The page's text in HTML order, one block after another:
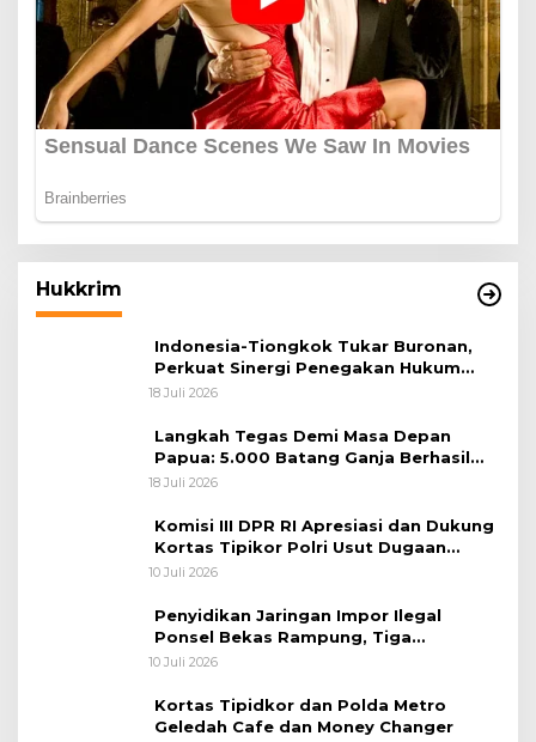
Hukkrim
Indonesia-Tiongkok Tukar Buronan,
Perkuat Sinergi Penegakan Hukum
Lintas Negara
18 Juli 2026
Langkah Tegas Demi Masa Depan
Papua: 5.000 Batang Ganja Berhasil
Diungkap Koops TNI Habema
18 Juli 2026
Komisi III DPR RI Apresiasi dan Dukung
Kortas Tipikor Polri Usut Dugaan
Korupsi Batu Bara
10 Juli 2026
Penyidikan Jaringan Impor Ilegal
Ponsel Bekas Rampung, Tiga
Tersangka Sudah P-21 dan Satu Buron
10 Juli 2026
Kortas Tipidkor dan Polda Metro
Geledah Cafe dan Money Changer